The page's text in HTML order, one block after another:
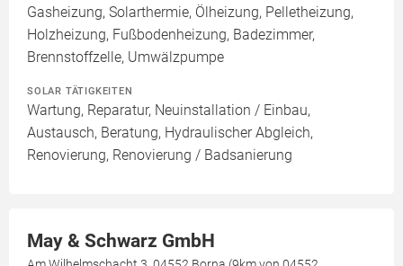
Gasheizung, Solarthermie, Ölheizung, Pelletheizung,
Holzheizung, Fußbodenheizung, Badezimmer,
Brennstoffzelle, Umwälzpumpe
SOLAR TÄTIGKEITEN
Wartung, Reparatur, Neuinstallation / Einbau,
Austausch, Beratung, Hydraulischer Abgleich,
Renovierung, Renovierung / Badsanierung
May & Schwarz GmbH